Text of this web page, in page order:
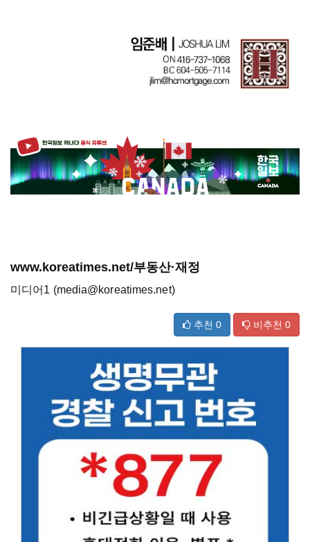
www.koreatimes.net/부동산·재정
미디어1 (media@koreatimes.net)
추천 0 비추천 0